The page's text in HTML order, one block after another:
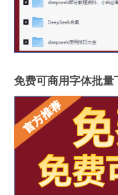
免费可商用字体批量